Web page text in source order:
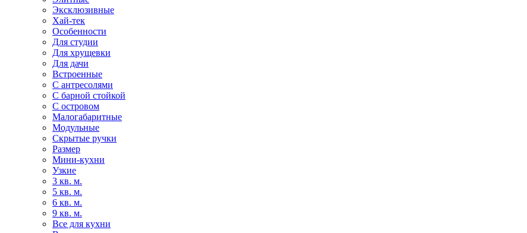
Эксклюзивные
Хай-тек
Особенности
Для студии
Для хрущевки
Для дачи
Встроенные
С антресолями
С барной стойкой
С островом
Малогабаритные
Модульные
Скрытые ручки
Размер
Мини-кухни
Узкие
3 кв. м.
5 кв. м.
6 кв. м.
9 кв. м.
Все для кухни